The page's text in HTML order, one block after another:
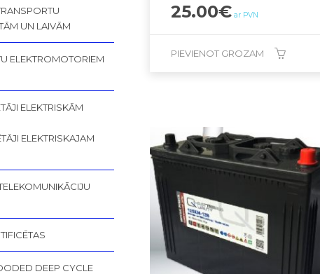
25.00€ ar PVN
PIEVIENOT GROZAM
UN LAIVĀM
ELEKTROMOTORIEM
ELEKTRISKĀM
ELEKTRISKAJAM
DEEP CYCLE